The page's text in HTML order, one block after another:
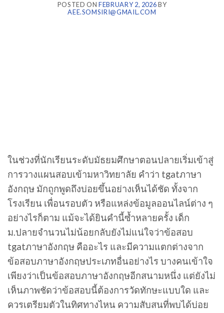
POSTED ONFEBRUARY 2, 2026BY
AEE.SOMSIRI@GMAIL.COM
ในช่วงที่นักเรียนระดับมัธยมศึกษาตอนปลายเริ่มเข้าสู่
การวางแผนสอบเข้ามหาวิทยาลัย คำว่า tgatภาษา
อังกฤษ มักถูกพูดถึงบ่อยขึ้นอย่างเห็นได้ชัด ทั้งจาก
โรงเรียน เพื่อนรอบตัว หรือแหล่งข้อมูลออนไลน์ต่าง ๆ
อย่างไรก็ตาม แม้จะได้ยินคำนี้ซ้ำหลายครั้ง เด็ก
ม.ปลายจำนวนไม่น้อยกลับยังไม่แน่ใจว่าข้อสอบ
tgatภาษาอังกฤษ คืออะไร และมีความแตกต่างจาก
ข้อสอบภาษาอังกฤษประเภทอื่นอย่างไร บางคนเข้าใจ
เพียงว่าเป็นข้อสอบภาษาอังกฤษอีกสนามหนึ่ง แต่ยังไม่
เห็นภาพชัดว่าข้อสอบนี้ต้องการวัดทักษะแบบใด และ
ควรเตรียมตัวในทิศทางไหน ความสับสนที่พบได้บ่อย